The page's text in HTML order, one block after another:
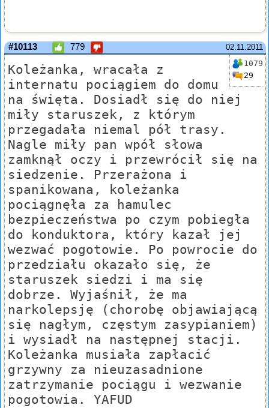
02.11.2011
#10113 779
1079
29
Koleżanka, wracała z
internatu pociągiem do domu
na święta. Dosiadł się do niej
miły staruszek, z którym
przegadała niemal pół trasy.
Nagle miły pan wpół słowa
zamknął oczy i przewrócił się na
siedzenie. Przerażona i
spanikowana, koleżanka
pociągnęła za hamulec
bezpieczeństwa po czym pobiegła
do konduktora, który kazał jej
wezwać pogotowie. Po powrocie do
przedziału okazało się, że
staruszek siedzi i ma się
dobrze. Wyjaśnił, że ma
narkolepsję (chorobę objawiającą
się nagłym, częstym zasypianiem)
i wysiadł na następnej stacji.
Koleżanka musiała zapłacić
grzywny za nieuzasadnione
zatrzymanie pociągu i wezwanie
pogotowia. YAFUD